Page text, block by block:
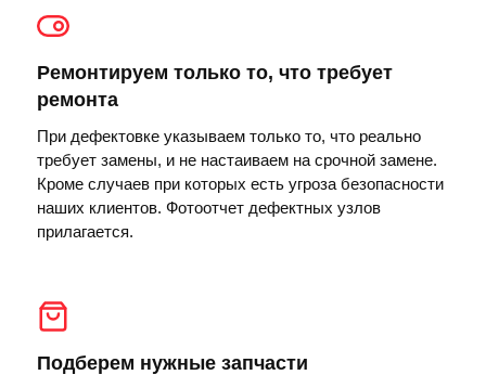
Ремонтируем только то, что требует
ремонта
При дефектовке указываем только то, что реально
требует замены, и не настаиваем на срочной замене.
Кроме случаев при которых есть угроза безопасности
наших клиентов. Фотоотчет дефектных узлов
прилагается.
Подберем нужные запчасти